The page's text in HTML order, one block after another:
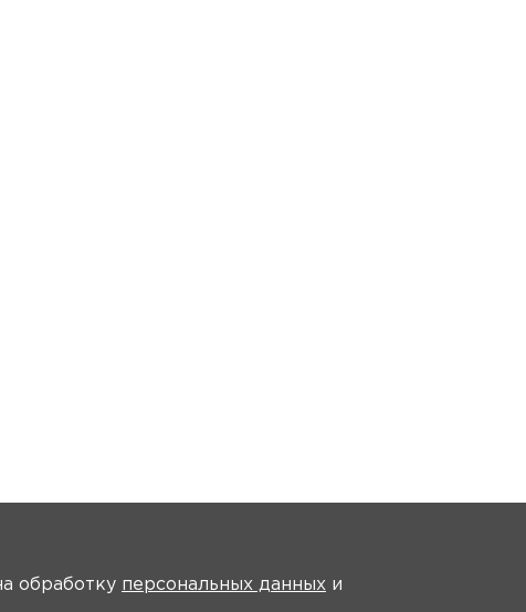
обработку персональных данных и